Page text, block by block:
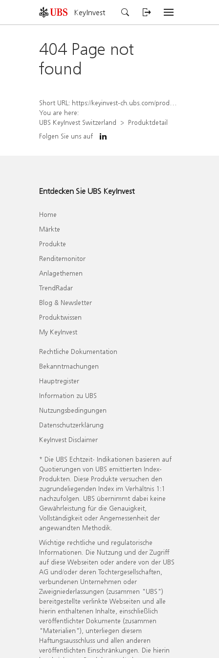
KeyInvest
404 Page not
found
Short URL: https://keyinvest-ch.ubs.com/produkt/detail/index/isin/CH1578792389
You are here:
UBS KeyInvest Switzerland
Produktdetail
Folgen Sie uns auf
Entdecken Sie UBS KeyInvest
Home
Märkte
Produkte
Renditemonitor
Anlagethemen
TrendRadar
Blog & Newsletter
Produktwissen
My KeyInvest
Rechtliche Dokumentation
Bekanntmachungen
Hauptregister
Information zu UBS
Nutzungsbedingungen
Datenschutzerklärung
KeyInvest Disclaimer
* Die UBS Echtzeit- Indikationen basieren auf
Quotierungen von UBS emittierten Index-
Produkten. Diese Produkte versuchen den
zugrundeliegenden Index im Verhältnis 1:1
nachzufolgen. UBS übernimmt dabei keine
Gewährleistung für die Genauigkeit,
Vollständigkeit oder Angemessenheit der
angewandten Methodik.
Wichtige rechtliche und regulatorische
Informationen. Die Nutzung und der Zugriff
auf diese Webseiten oder andere von der UBS
AG und/oder deren Tochtergesellschaften,
verbundenen Unternehmen oder
Zweigniederlassungen (zusammen "UBS")
bereitgestellte verlinkte Webseiten und alle
hierin enthaltenen Inhalte, einschließlich
veröffentlichter Dokumente (zusammen
"Materialien"), unterliegen diesem
Haftungsausschluss und allen anderen
veröffentlichten Einschränkungen. Die hierin